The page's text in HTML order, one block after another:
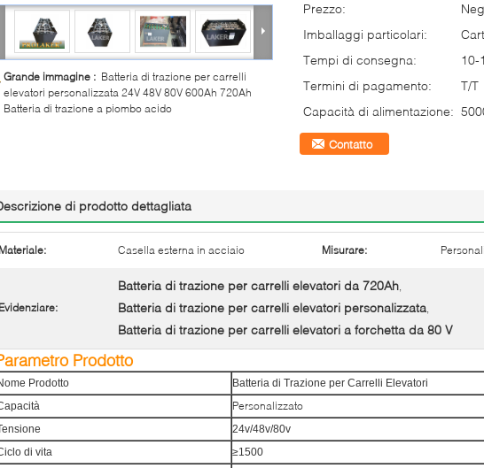
Grande immagine : Batteria di trazione per carrelli
elevatori personalizzata 24V 48V 80V 600Ah 720Ah
Batteria di trazione a piombo acido
Prezzo:
Imballaggi particolari:
Tempi di consegna:
10-
Termini di pagamento:
T/T
Capacità di alimentazione:
Contatto
di prodotto dettagliata
Materiale: Casella esterna in acciaio Misurare:
Evidenziare:
Batteria di trazione per carrelli elevatori da 720Ah,
Batteria di trazione per carrelli elevatori personalizzata,
Batteria di trazione per carrelli elevatori a forchetta da 80 V
Prodotto
Prodotto
Batteria di Trazione per Carrelli Elevatori
Personalizzato
24v/48v/80v
di vita
≥1500